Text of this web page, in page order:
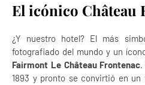
El icónico Château
¿Y nuestro hotel? El más
fotografiado del mundo y un
Fairmont Le Château Frontenac.
1893 y pronto se convirtió en un